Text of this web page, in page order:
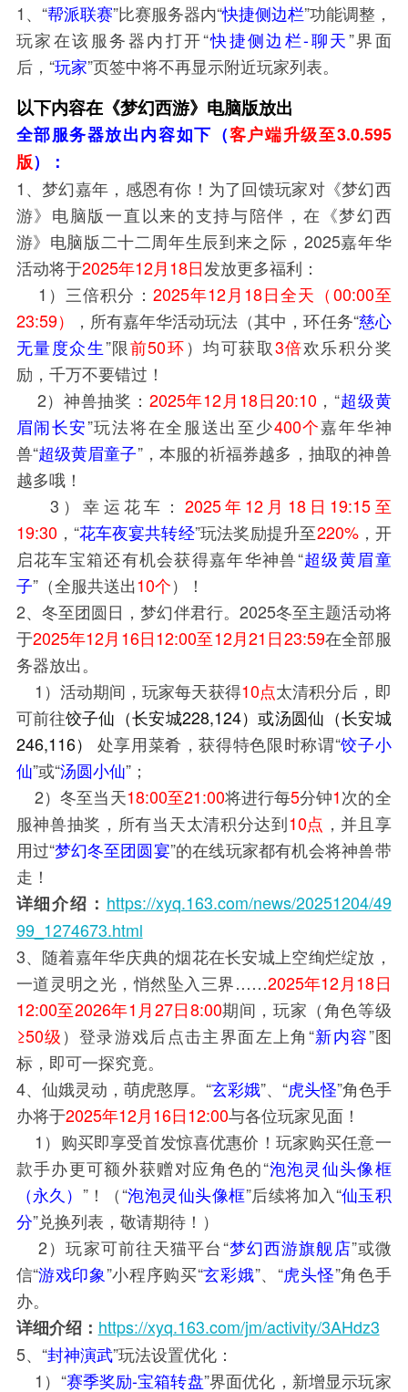
1、“帮派联赛”比赛服务器内“快捷侧边栏”功能调整，
玩家在该服务器内打开“快捷侧边栏-聊天”界面
后，“玩家”页签中将不再显示附近玩家列表。
以下内容在《梦幻西游》电脑版放出
全部服务器放出内容如下 （客户端升级至3.0.595
版）
：
1、梦幻嘉年，感恩有你！为了回馈玩家对《梦幻西
游》电脑版一直以来的支持与陪伴，在《梦幻西
游》电脑版二十二周年生辰到来之际，2025嘉年华
活动将于2025年12月18日发放更多福利：
1）三倍积分： 2025年12月18日全天（00:00至
23:59）
，所有嘉年华活动玩法（其中，环任务“慈心
无量度众生”限前50环）均可获取3倍欢乐积分奖
励，千万不要错过！
2）神兽抽奖： 2025年12月18日20:10 ，“超级黄
眉闹长安”玩法将在全服送出至少400个嘉年华神
兽“超级黄眉童子”，本服的祈福券越多，抽取的神兽
越多哦！
3）幸运花车： 2025年12月18日19:15至
19:30 ，“花车夜宴共转经”玩法奖励提升至220%，开
启花车宝箱还有机会获得嘉年华神兽“超级黄眉童
子”（全服共送出10个）！
2、冬至团圆日，梦幻伴君行。2025冬至主题活动将
于2025年12月16日12:00至12月21日23:59在全部服
务器放出。
1）活动期间，玩家每天获得10点太清积分后，即
可前往饺子仙（长安城228,124）或汤圆仙（长安城
246,116） 处享用菜肴，获得特色限时称谓“饺子小
仙”或“汤圆小仙”；
2）冬至当天18:00至21:00将进行每5分钟1次的全
服神兽抽奖，所有当天太清积分达到10点 ，并且享
用过“梦幻冬至团圆宴”的在线玩家都有机会将神兽带
走！
详细介绍： https://xyq.163.com/news/20251204/49
99_1274673.html
3、随着嘉年华庆典的烟花在长安城上空绚烂绽放，
一道灵明之光，悄然坠入三界……2025年12月18日
12:00至2026年1月27日8:00期间，玩家（角色等级
≥50级）登录游戏后点击主界面左上角“新内容”图
标，即可一探究竟。
4、仙娥灵动，萌虎憨厚。“玄彩娥”、“虎头怪”角色手
办将于2025年12月16日12:00与各位玩家见面！
1）购买即享受首发惊喜优惠价！玩家购买任意一
款手办更可额外获赠对应角色的“泡泡灵仙头像框
（永久） ”！（“泡泡灵仙头像框”后续将加入“仙玉积
分”兑换列表，敬请期待！）
2）玩家可前往天猫平台“梦幻西游旗舰店”或微
信“游戏印象”小程序购买“玄彩娥”、“虎头怪”角色手
办。
详细介绍： https://xyq.163.com/jm/activity/3AHdz3
5、“封神演武”玩法设置优化：
1）“赛季奖励-宝箱转盘”界面优化，新增显示玩家